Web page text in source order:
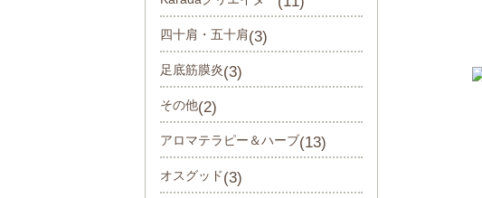
四十肩・五十肩(3)
足底筋膜炎(3)
その他(2)
アロマテラピー＆ハーブ(13)
オスグッド(3)